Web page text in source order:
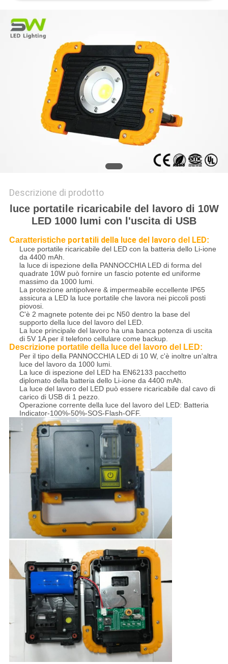
POLITICA
PRIVACY
Descrizione di prodotto
luce portatile ricaricabile del lavoro di 10W
LED 1000 lumi con l'uscita di USB
Caratteristicheportatili della luce del lavoro del LED:
Luce portatile ricaricabile del LED con la batteria dello Li-ione
da 4400 mAh.
la luce di ispezione della PANNOCCHIA LED di forma del
quadrate 10W può fornire un fascio potente ed uniforme
massimo da 1000 lumi.
La protezione antipolvere & impermeabile eccellente IP65
assicura a LED la luce portatile che lavora nei piccoli posti
piovosi.
C'è 2 magnete potente dei pc N50 dentro la base del
supporto della luce del lavoro del LED.
La luce principale del lavoro ha una banca potenza di uscita
di 5V 1A per il telefono cellulare come backup.
Descrizione portatile della luce del lavoro del LED:
Per il tipo della PANNOCCHIA LED di 10 W, c'è inoltre un'altra
luce del lavoro da 1000 lumi.
La luce di ispezione del LED ha EN62133 pacchetto
diplomato della batteria dello Li-ione da 4400 mAh.
La luce del lavoro del LED può essere ricaricabile dal cavo di
carico di USB di 1 pezzo.
Operazione corrente della luce del lavoro del LED: Batteria
Indicator-100%-50%-SOS-Flash-OFF.